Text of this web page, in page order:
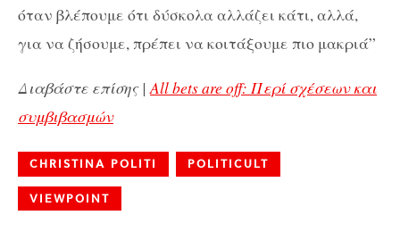
όταν βλέπουμε ότι δύσκολα αλλάζει κάτι, αλλά,
για να ζήσουμε, πρέπει να κοιτάξουμε πιο μακριά”
Διαβάστε επίσης |All bets are off: Περί σχέσεων και
συμβιβασμών
CHRISTINA POLITI POLITICULT
VIEWPOINT